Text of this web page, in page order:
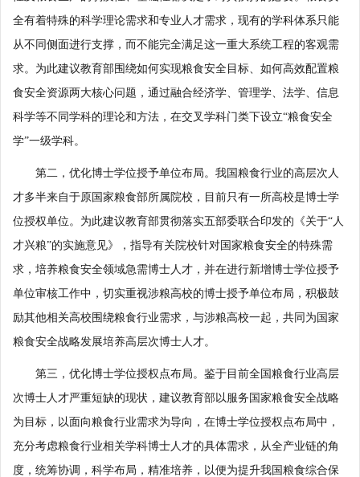
全有着特殊的科学理论需求和专业人才需求，现有的学科体系只能
从不同侧面进行支撑，而不能完全满足这一重大系统工程的客观需
求。为此建议教育部围绕如何实现粮食安全目标、如何高效配置粮
食安全资源两大核心问题，通过融合经济学、管理学、法学、信息
科学等不同学科的理论和方法，在交叉学科门类下设立“粮食安全
学”一级学科。
第二，优化博士学位授予单位布局。我国粮食行业的高层次人
才多半来自于原国家粮食部所属院校，目前只有一所高校是博士学
位授权单位。为此建议教育部贯彻落实五部委联合印发的《关于“人
才兴粮”的实施意见》，指导有关院校针对国家粮食安全的特殊需
求，培养粮食安全领域急需博士人才，并在进行新增博士学位授予
单位审核工作中，切实重视涉粮高校的博士授予单位布局，积极鼓
励其他相关高校围绕粮食行业需求，与涉粮高校一起，共同为国家
粮食安全战略发展培养高层次博士人才。
第三，优化博士学位授权点布局。鉴于目前全国粮食行业高层
次博士人才严重短缺的现状，建议教育部以服务国家粮食安全战略
为目标，以面向粮食行业需求为导向，在博士学位授权点布局中，
充分考虑粮食行业相关学科博士人才的具体需求，从全产业链的角
度，统筹协调，科学布局，精准培养，以便为提升我国粮食综合保